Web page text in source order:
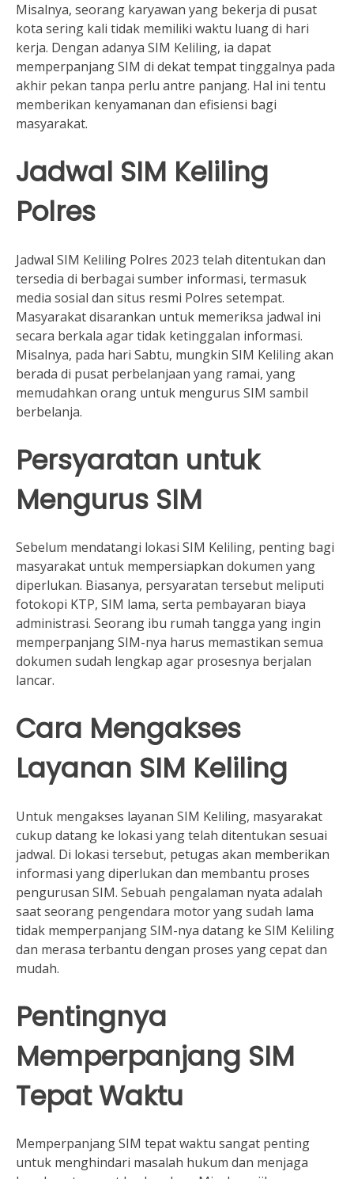
Misalnya, seorang karyawan yang bekerja di pusat
kota sering kali tidak memiliki waktu luang di hari
kerja. Dengan adanya SIM Keliling, ia dapat
memperpanjang SIM di dekat tempat tinggalnya pada
akhir pekan tanpa perlu antre panjang. Hal ini tentu
memberikan kenyamanan dan efisiensi bagi
masyarakat.
Jadwal SIM Keliling
Polres
Jadwal SIM Keliling Polres 2023 telah ditentukan dan
tersedia di berbagai sumber informasi, termasuk
media sosial dan situs resmi Polres setempat.
Masyarakat disarankan untuk memeriksa jadwal ini
secara berkala agar tidak ketinggalan informasi.
Misalnya, pada hari Sabtu, mungkin SIM Keliling akan
berada di pusat perbelanjaan yang ramai, yang
memudahkan orang untuk mengurus SIM sambil
berbelanja.
Persyaratan untuk
Mengurus SIM
Sebelum mendatangi lokasi SIM Keliling, penting bagi
masyarakat untuk mempersiapkan dokumen yang
diperlukan. Biasanya, persyaratan tersebut meliputi
fotokopi KTP, SIM lama, serta pembayaran biaya
administrasi. Seorang ibu rumah tangga yang ingin
memperpanjang SIM-nya harus memastikan semua
dokumen sudah lengkap agar prosesnya berjalan
lancar.
Cara Mengakses
Layanan SIM Keliling
Untuk mengakses layanan SIM Keliling, masyarakat
cukup datang ke lokasi yang telah ditentukan sesuai
jadwal. Di lokasi tersebut, petugas akan memberikan
informasi yang diperlukan dan membantu proses
pengurusan SIM. Sebuah pengalaman nyata adalah
saat seorang pengendara motor yang sudah lama
tidak memperpanjang SIM-nya datang ke SIM Keliling
dan merasa terbantu dengan proses yang cepat dan
mudah.
Pentingnya
Memperpanjang SIM
Tepat Waktu
Memperpanjang SIM tepat waktu sangat penting
untuk menghindari masalah hukum dan menjaga